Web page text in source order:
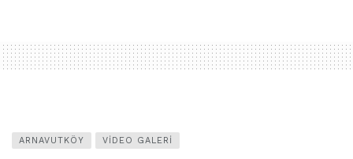
ARNAVUTKÖY VIDEO GALERI